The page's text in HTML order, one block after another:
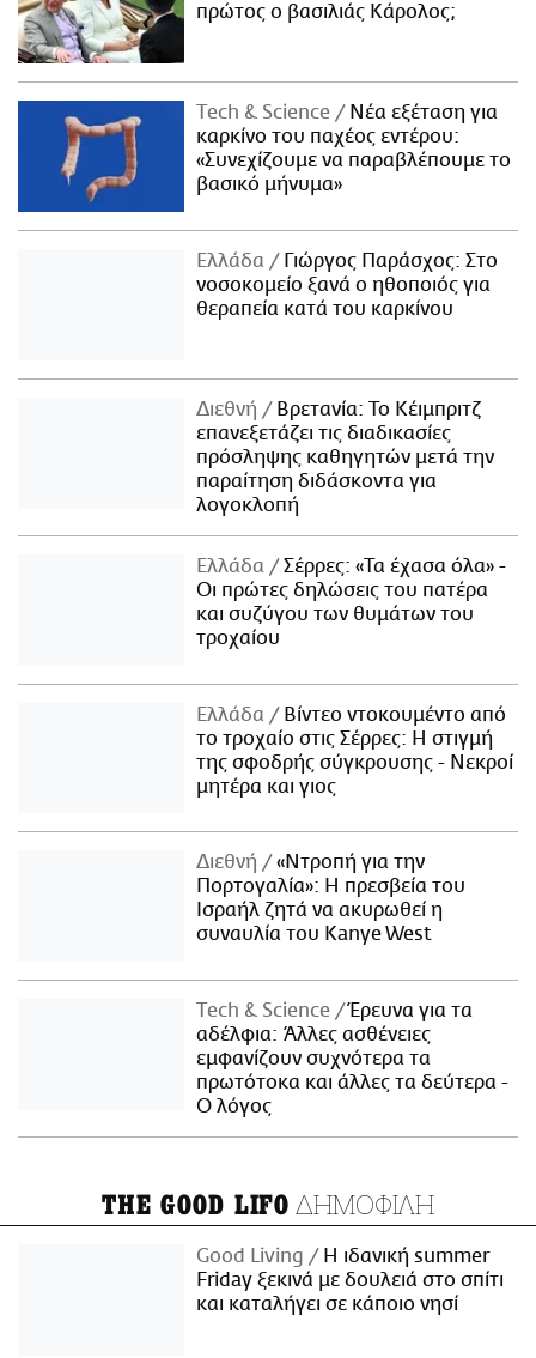
πρώτος ο βασιλιάς Κάρολος;
Τech & Science
Νέα εξέταση για
καρκίνο του παχέος εντέρου:
«Συνεχίζουμε να παραβλέπουμε το
βασικό μήνυμα»
Ελλάδα
Γιώργος Παράσχος: Στο
νοσοκομείο ξανά ο ηθοποιός για
θεραπεία κατά του καρκίνου
Διεθνή
Βρετανία: Το Κέιμπριτζ
επανεξετάζει τις διαδικασίες
πρόσληψης καθηγητών μετά την
παραίτηση διδάσκοντα για
λογοκλοπή
Ελλάδα
Σέρρες: «Τα έχασα όλα» -
Οι πρώτες δηλώσεις του πατέρα
και συζύγου των θυμάτων του
τροχαίου
Ελλάδα
Βίντεο ντοκουμέντο από
το τροχαίο στις Σέρρες: Η στιγμή
της σφοδρής σύγκρουσης - Νεκροί
μητέρα και γιος
Διεθνή
«Ντροπή για την
Πορτογαλία»: Η πρεσβεία του
Ισραήλ ζητά να ακυρωθεί η
συναυλία του Kanye West
Τech & Science
Έρευνα για τα
αδέλφια: Άλλες ασθένειες
εμφανίζουν συχνότερα τα
πρωτότοκα και άλλες τα δεύτερα -
Ο λόγος
THE GOOD LIFO ΔΗΜΟΦΙΛΗ
Good Living
Η ιδανική summer
Friday ξεκινά με δουλειά στο σπίτι
και καταλήγει σε κάποιο νησί